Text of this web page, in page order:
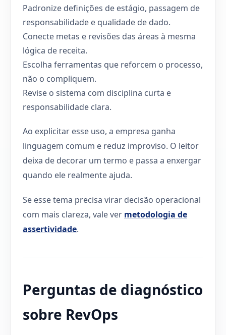
Padronize definições de estágio, passagem de
responsabilidade e qualidade de dado.
Conecte metas e revisões das áreas à mesma
lógica de receita.
Escolha ferramentas que reforcem o processo,
não o compliquem.
Revise o sistema com disciplina curta e
responsabilidade clara.
Ao explicitar esse uso, a empresa ganha
linguagem comum e reduz improviso. O leitor
deixa de decorar um termo e passa a enxergar
quando ele realmente ajuda.
Se esse tema precisa virar decisão operacional
com mais clareza, vale ver metodologia de
assertividade.
Perguntas de diagnóstico
sobre RevOps